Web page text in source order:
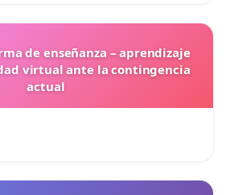
de enseñanza – aprendizaje
virtual ante la contingencia
actual